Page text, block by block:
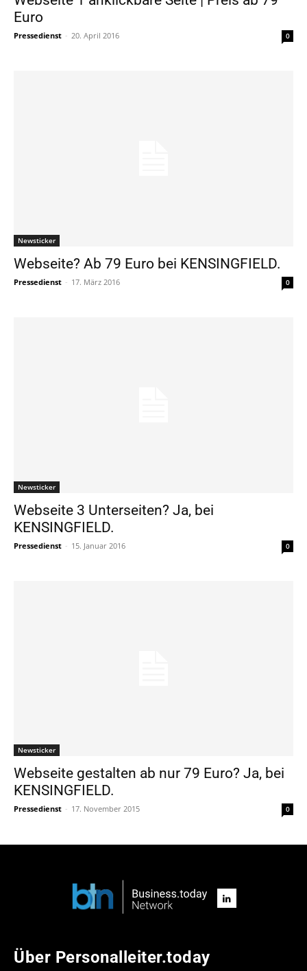
Euro
Pressedienst - 20. April 2016 0
Newsticker
Webseite? Ab 79 Euro bei KENSINGFIELD.
Pressedienst - 17. März 2016 0
Newsticker
Webseite 3 Unterseiten? Ja, bei
KENSINGFIELD.
Pressedienst - 15. Januar 2016 0
Newsticker
Webseite gestalten ab nur 79 Euro? Ja, bei
KENSINGFIELD.
Pressedienst - 17. November 2015 0
Über Personalleiter.today